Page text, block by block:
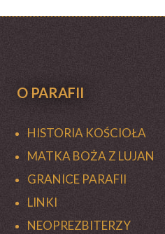
O PARAFII
HISTORIA KOŚCIOŁA
MATKA BOŻA Z LUJAN
GRANICE PARAFII
LINKI
NEOPREZBITERZY